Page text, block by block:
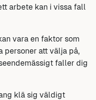
arbete kan i vissa fall
vara en faktor som
personer att välja på,
faller dig
klä sig väldigt